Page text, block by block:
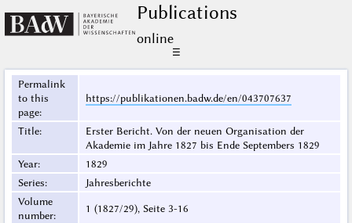
Publications
online
☰
Permalink
to this
page:
https://publikationen.badw.de/en/043707637
Title:
Erster Bericht. Von der neuen Organisation der
Akademie im Jahre 1827 bis Ende Septembers 1829
Year:
1829
Series:
Jahresberichte
Volume
number:
1 (1827/29), Seite 3-16